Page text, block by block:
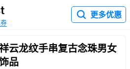
更多优惠
云龙纹手串复古念珠男女
品